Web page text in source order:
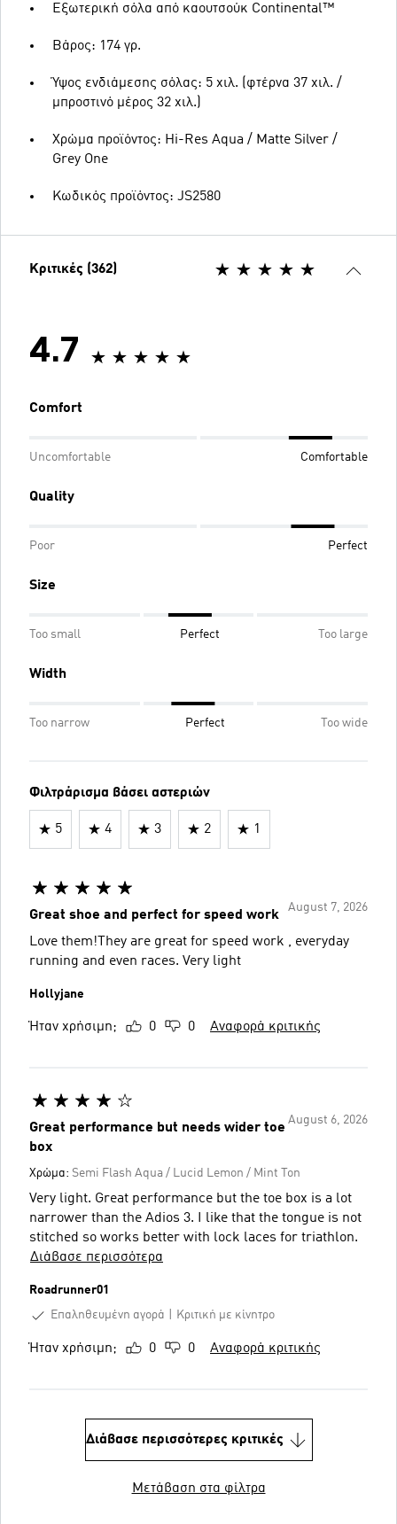
Εξωτερική σόλα από καουτσούκ Continental™
Βάρος: 174 γρ.
Ύψος ενδιάμεσης σόλας: 5 χιλ. (φτέρνα 37 χιλ. /
μπροστινό μέρος 32 χιλ.)
Χρώμα προϊόντος: Hi-Res Aqua / Matte Silver /
Grey One
Κωδικός προϊόντος: JS2580
Κριτικές (362)
4.7
Comfort
Uncomfortable Comfortable
Quality
Poor Perfect
Size
Too small Perfect Too large
Width
Too narrow Perfect Too wide
Φιλτράρισμα βάσει αστεριών
5 4 3 2 1
August 7, 2026
Great shoe and perfect for speed work
Love them!They are great for speed work , everyday
running and even races. Very light
Hollyjane
Ήταν χρήσιμη; 0 0 Αναφορά κριτικής
August 6, 2026
Great performance but needs wider toe
box
Χρώμα: Semi Flash Aqua / Lucid Lemon / Mint Ton
Very light. Great performance but the toe box is a lot
narrower than the Adios 3. I like that the tongue is not
stitched so works better with lock laces for triathlon.
Διάβασε περισσότερα
Roadrunner01
Επαληθευμένη αγορά
Κριτική με κίνητρο
Ήταν χρήσιμη; 0 0 Αναφορά κριτικής
Διάβασε περισσότερες κριτικές
Μετάβαση στα φίλτρα